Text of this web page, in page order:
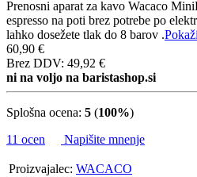
Prenosni aparat za kavo Wacaco
espresso na poti brez potrebe po
lahko dosežete tlak do 8 barov .
60,90 €
Brez DDV: 49,92 €
ni na voljo na baristashop.si
Splošna ocena: 5 (100%)
11 ocen
Napišite mnenje
Proizvajalec: WACACO